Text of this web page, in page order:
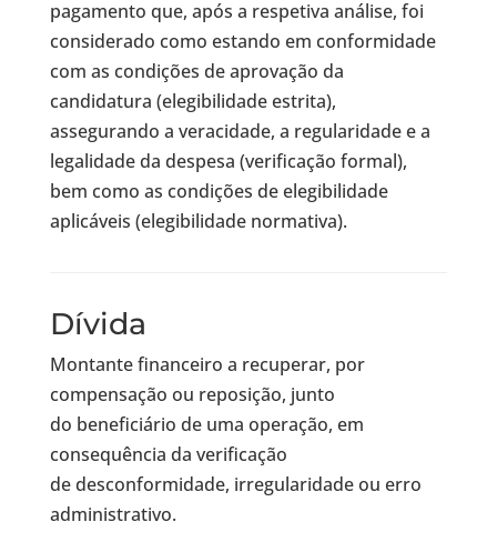
pagamento que, após a respetiva análise, foi
considerado como estando em conformidade
com as condições de aprovação da
candidatura (elegibilidade estrita),
assegurando a veracidade, a regularidade e a
legalidade da despesa (verificação formal),
bem como as condições de elegibilidade
aplicáveis (elegibilidade normativa).
Dívida
Montante financeiro a recuperar, por
compensação ou reposição, junto
do beneficiário de uma operação, em
consequência da verificação
de desconformidade, irregularidade ou erro
administrativo.